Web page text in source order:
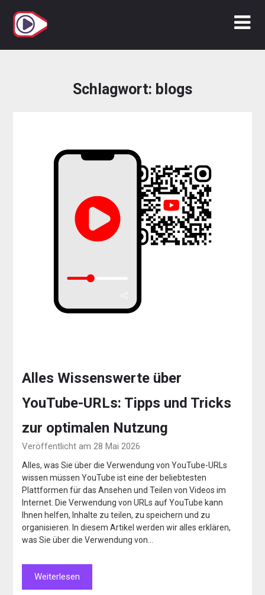
Inhalt
springen
Schlagwort: blogs
Alles Wissenswerte über
YouTube-URLs: Tipps und Tricks
zur optimalen Nutzung
Veröffentlicht am 28 Mai 2026
Alles, was Sie über die Verwendung von YouTube-URLs
wissen müssen YouTube ist eine der beliebtesten
Plattformen für das Ansehen und Teilen von Videos im
Internet. Die Verwendung von URLs auf YouTube kann
Ihnen helfen, Inhalte zu teilen, zu speichern und zu
organisieren. In diesem Artikel werden wir alles erklären,
was Sie über die Verwendung von…
Weiterlesen